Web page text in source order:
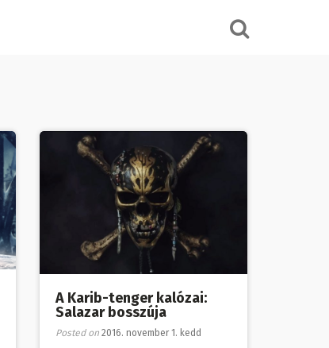
A Karib-tenger kalózai:
Salazar bosszúja
Posted on 2016. november 1. kedd